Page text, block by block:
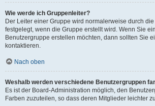
Wie werde ich Gruppenleiter?
Der Leiter einer Gruppe wird normalerweise durch
festgelegt, wenn die Gruppe erstellt wird. Wenn Sie
Benutzergruppe erstellen möchten, dann sollten Sie
kontaktieren.
Nach oben
Weshalb werden verschiedene Benutzergruppen
Es ist der Board-Administration möglich, den
Farben zuzuteilen, so dass deren Mitglieder leichter